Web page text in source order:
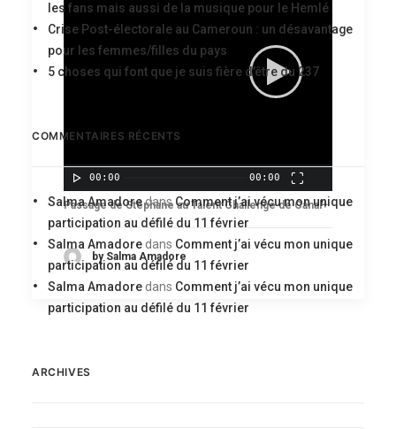
00:00 00:00
Passage de Stéphane au Talent Challenge de Canal+
by Salma Amadore
les fans mais aussi de la musique pour le Hemlé
Crise Post-électorale au Cameroun : un désavantage
pour les femmes/filles du pays
5 choses qui font que je suis fière d’être du 237
COMMENTAIRES RÉCENTS
Salma AmadoredansComment j’ai vécu mon unique
participation au défilé du 11 février
Salma Amadore dans Comment j’ai vécu mon unique
participation au défilé du 11 février
Salma Amadore dans Comment j’ai vécu mon unique
participation au défilé du 11 février
ARCHIVES